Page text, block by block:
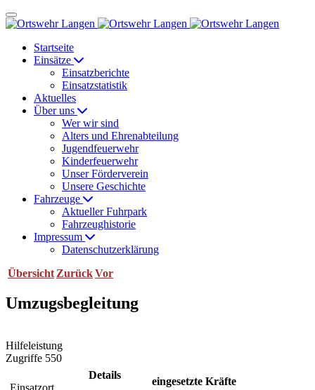
Startseite
Einsätze
Einsatzberichte
Einsatzstatistik
Aktuelles
Über uns
Wer wir sind
Alters und Ehrenabteilung
Jugendfeuerwehr
Kinderfeuerwehr
Unser Förderverein
Unsere Geschichte
Fahrzeuge
Aktueller Fuhrpark
Fahrzeughistorie
Impressum
Datenschutzerklärung
Übersicht ZurückVor
Umzugsbegleitung
Hilfeleistung
Zugriffe 550
Einsatzort
Details
eingesetzte Kräfte